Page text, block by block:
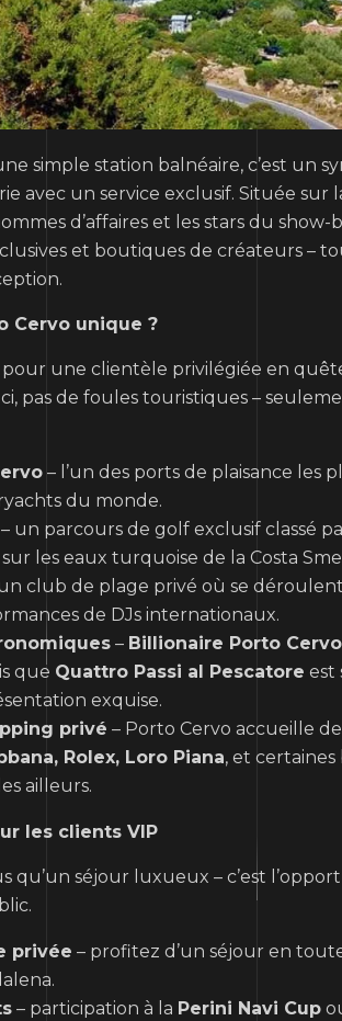
simple station balnéaire, c’est un
avec un service exclusif. Située
d’affaires et les stars du
et boutiques de créateurs –
Cervo unique ?
une clientèle privilégiée en
pas de foules touristiques –
– l’un des ports de plaisance les
du monde.
un parcours de golf exclusif classé
les eaux turquoise de la Costa
club de plage privé où se
de DJs internationaux.
– Billionaire Porto Cervo
que Quattro Passi al Pescatore est
exquise.
privé – Porto Cervo accueille
Rolex, Loro Piana, et
ailleurs.
les clients VIP
qu’un séjour luxueux – c’est
privée – profitez d’un séjour en
– participation à la Perini Navi Cup